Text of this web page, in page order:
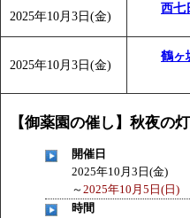
「
堂島地区歴史ウオ
皆鶴姫のこびる塾
「みなづる号乗車体験
2025年10月3日(金)
西七
2025年10月3日(金)
鶴ヶ
【御薬園の催し】秋夜の
開催日
2025年10月3日(金)
～2025年10月5日(日)
時間